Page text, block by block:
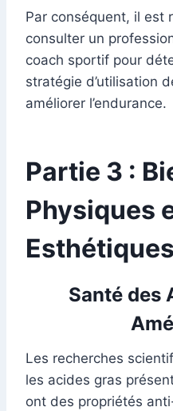
Par conséquent, il est
consulter un
coach sportif pour
stratégie d’utilisation
améliorer l’endurance.
Partie 3 :
Physiques
Esthétiques
Santé des
Les recherches
les acides gras
ont des propriétés